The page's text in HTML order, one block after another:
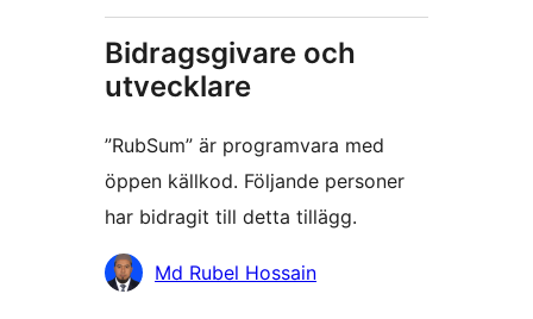
Bidragsgivare och
utvecklare
”RubSum” är programvara med
öppen källkod. Följande personer
har bidragit till detta tillägg.
BidragandeMd Rubel Hossain